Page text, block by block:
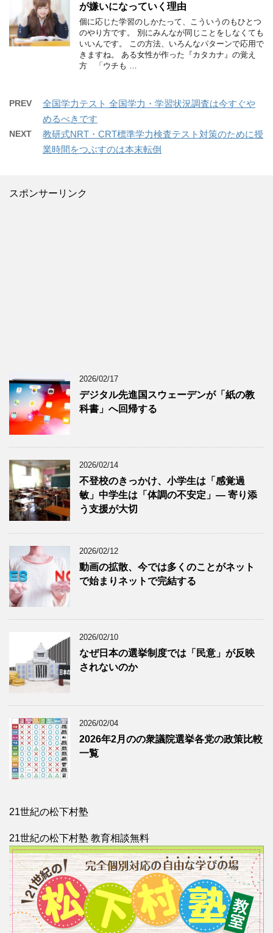
が嫌いになっていく理由
個に応じた学習のしかたって、こういうのもひとつ
のやり方です。 別にみんなが同じことをしなくても
いいんです。 この方法、いろんなパターンで応用で
きますね。 ある女性が作った『カタカナ』の覚え
方 「ウチも …
PREV
全国学力テスト 全国学力・学習状況調査は今すぐや
めるべきです
NEXT
教研式NRT・CRT標準学力検査テスト対策のために授
業時間をつぶすのは本末転倒
スポンサーリンク
2026/02/17
デジタル先進国スウェーデンが「紙の教
科書」へ回帰する
2026/02/14
不登校のきっかけ、小学生は「感覚過
敏」中学生は「体調の不安定」― 寄り添
う支援が大切
2026/02/12
動画の拡散、今では多くのことがネット
で始まりネットで完結する
2026/02/10
なぜ日本の選挙制度では「民意」が反映
されないのか
2026/02/04
2026年2月のの衆議院選挙各党の政策比較
一覧
21世紀の松下村塾
21世紀の松下村塾 教育相談無料